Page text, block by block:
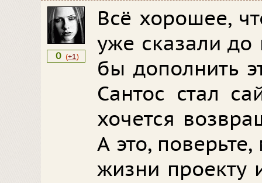
0 (+1)
Всё хорошее,
уже сказали до
бы дополнить
Сантос стал
хочется
А это,
жизни проекту